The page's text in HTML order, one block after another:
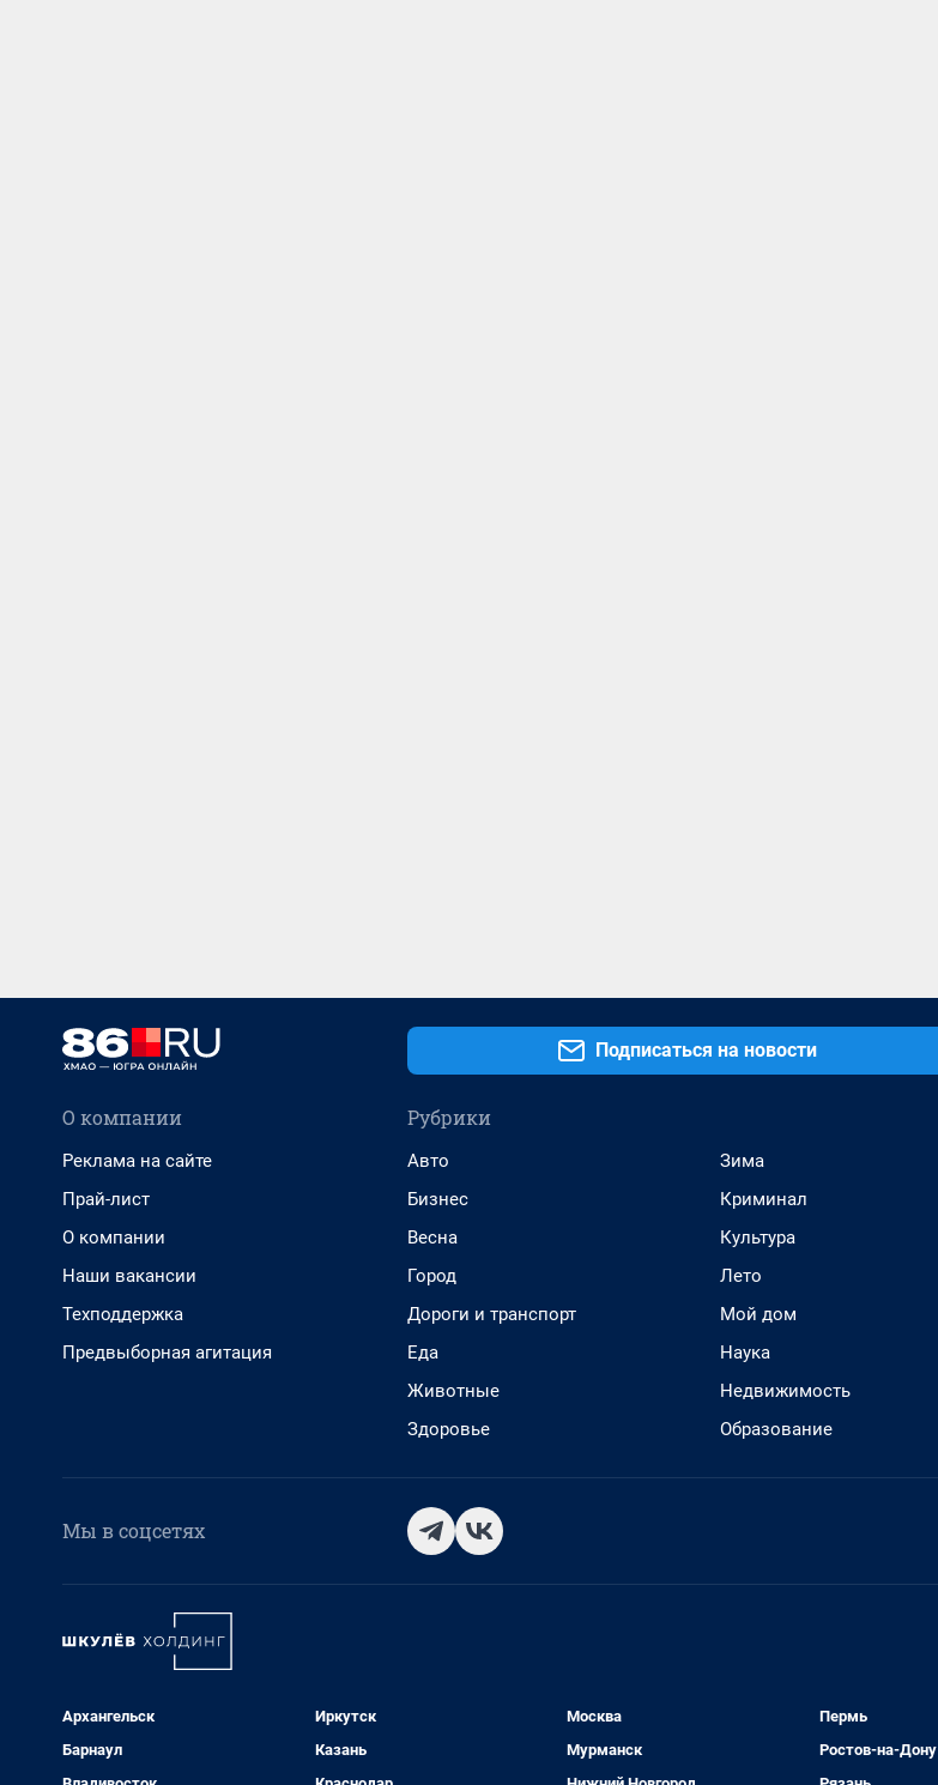
Подписаться на новости
О компании
Реклама на сайте
Прай-лист
О компании
Наши вакансии
Техподдержка
Предвыборная агитация
Рубрики
Авто
Бизнес
Весна
Город
Дороги и транспорт
Еда
Животные
Здоровье
Зима
Криминал
Культура
Лето
Мой дом
Наука
Недвижимость
Образование
Мы в соцсетях
Архангельск
Барнаул
Иркутск
Казань
Москва
Мурманск
Пермь
Ростов-на-Дону